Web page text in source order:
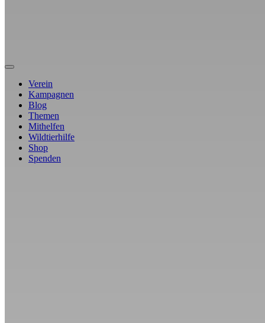
Verein
Kampagnen
Blog
Themen
Mithelfen
Wildtierhilfe
Shop
Spenden